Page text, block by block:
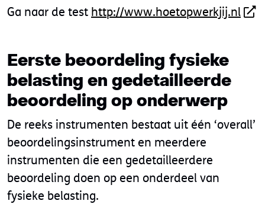
Ga naar de test http://www.hoetopwerkjij.nl
Eerste beoordeling fysieke
belasting en gedetailleerde
beoordeling op onderwerp
De reeks instrumenten bestaat uit één ‘overall’
beoordelingsinstrument en meerdere
instrumenten die een gedetailleerdere
beoordeling doen op een onderdeel van
fysieke belasting.